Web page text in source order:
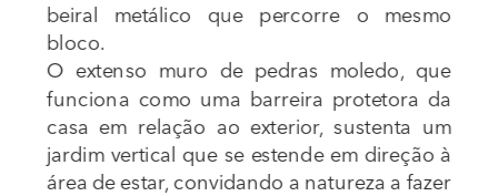
beiral metálico que percorre o mesmo
bloco.
O extenso muro de pedras moledo, que
funciona como uma barreira protetora da
casa em relação ao exterior, sustenta um
jardim vertical que se estende em direção à
área de estar, convidando a natureza a fazer